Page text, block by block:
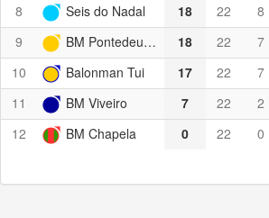
8
Seis do Nadal 18 22 8
9
BM Pontedeume 18 22 7
10
Balonman Tui 17 22 7
11
BM Viveiro 7 22 2
12
BM Chapela 0 22 0